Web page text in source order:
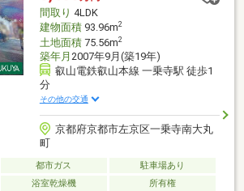
間取り 4LDK
建物面積93.96m2
土地面積75.56m2
築年月 2007年9月(築19年)
叡山電鉄叡山本線 一乗寺駅 徒歩1
分
その他の交通
京都府京都市左京区一乗寺南大丸
町
都市ガス
駐車場あり
浴室乾燥機 所有権